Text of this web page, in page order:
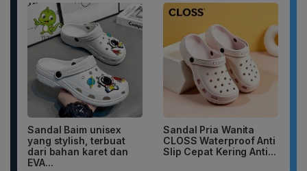
Sandal Baim unisex
yang stylish, terbuat
dari bahan karet dan
EVA...
Sandal Pria Wanita
CLOSS Waterproof Anti
Slip Cepat Kering Anti...